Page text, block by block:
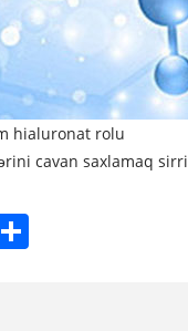
hialuronat rolu
cavan saxlamaq sirri